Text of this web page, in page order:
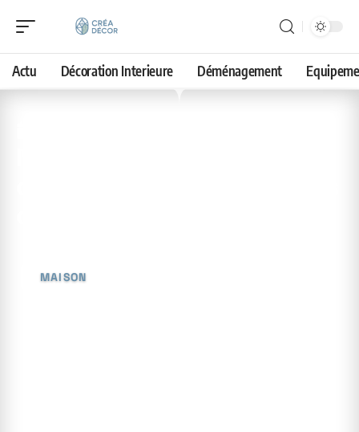
Actu Décoration Interieure Déménagement
MAISON